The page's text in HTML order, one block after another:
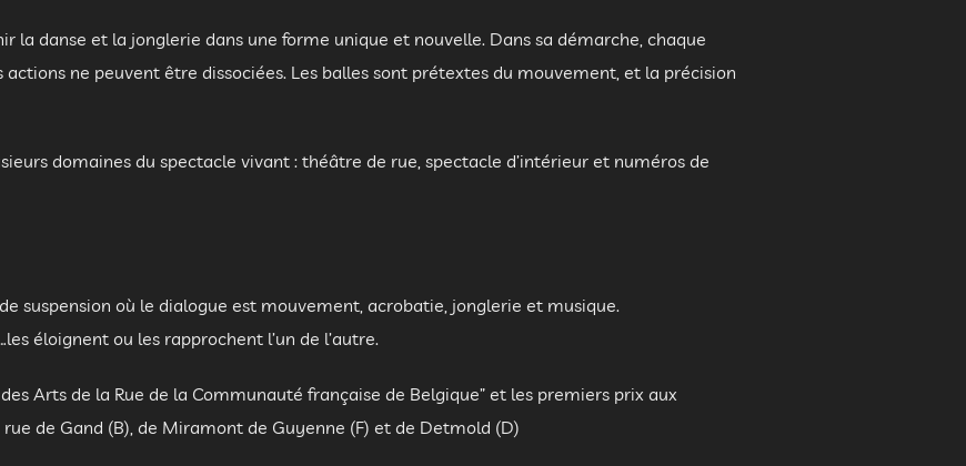
la danse et la jonglerie dans une forme unique et nouvelle. Dans sa démarche, chaque
ne peuvent être dissociées. Les balles sont prétextes du mouvement, et la précision
domaines du spectacle vivant : théâtre de rue, spectacle d’intérieur et numéros de
suspension où le dialogue est mouvement, acrobatie, jonglerie et musique.
éloignent ou les rapprochent l’un de l’autre.
Arts de la Rue de la Communauté française de Belgique” et les premiers prix aux
de Gand (B), de Miramont de Guyenne (F) et de Detmold (D)